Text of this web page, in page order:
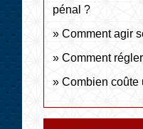
pénal ?
Comment agir
Comment
Combien coûte